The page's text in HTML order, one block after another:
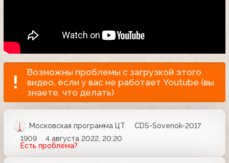
Возможны проблемы с загрузкой этого
видео, если у вас не работает Youtube (вы
знаете, что делать)
Московская программа ЦТ
CDS-Sovenok-2017
1909
4 августа 2022, 20:20
Есть проблема?